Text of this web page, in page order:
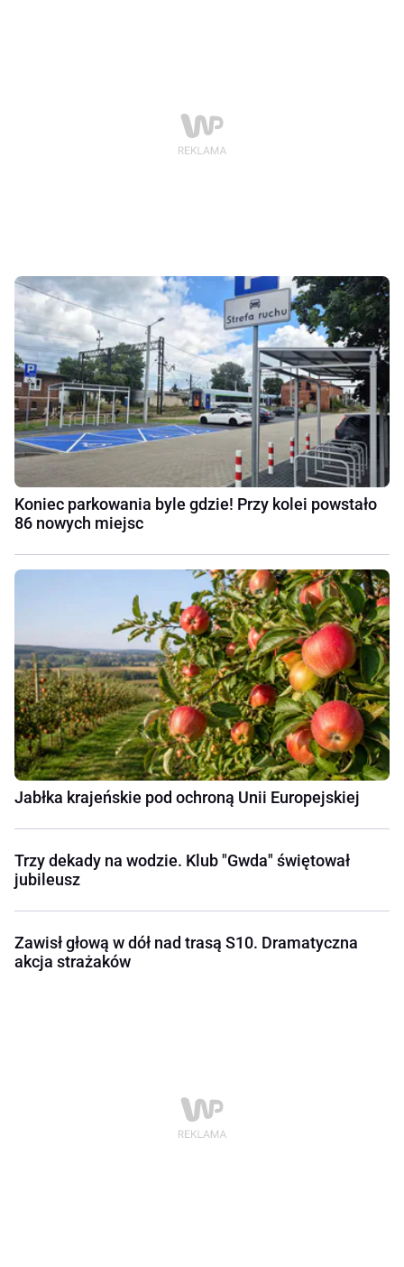
Koniec parkowania byle gdzie! Przy kolei powstało
86 nowych miejsc
Jabłka krajeńskie pod ochroną Unii Europejskiej
Trzy dekady na wodzie. Klub "Gwda" świętował
jubileusz
Zawisł głową w dół nad trasą S10. Dramatyczna
akcja strażaków